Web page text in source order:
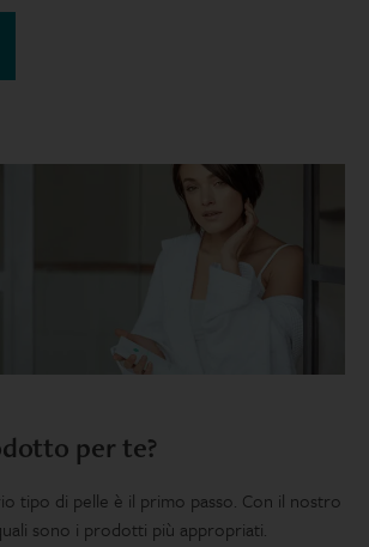
per te?
tipo di pelle è il primo passo. Con il nostro
sono i prodotti più appropriati.